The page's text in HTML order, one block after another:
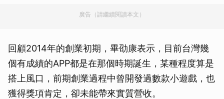
廣告（請繼續閱讀本文）
回顧2014年的創業初期，畢劭康表示，目前台灣幾
個有成績的APP都是在那個時期誕生，某種程度算是
搭上風口，前期創業過程中曾開發過數款小遊戲，也
獲得獎項肯定，卻未能帶來實質營收。